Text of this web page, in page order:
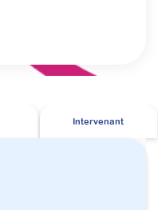
Intervenant